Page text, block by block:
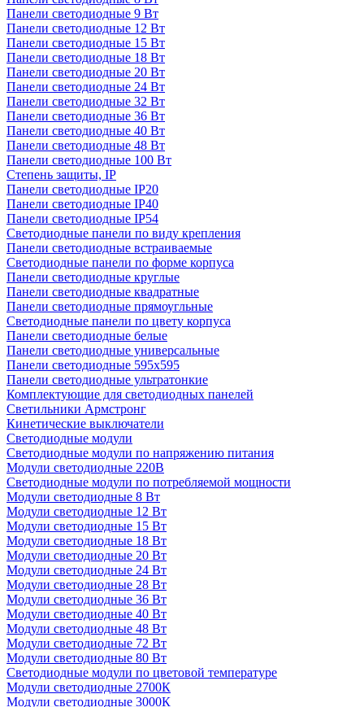
Панели светодиодные 9 Вт
Панели светодиодные 12 Вт
Панели светодиодные 15 Вт
Панели светодиодные 18 Вт
Панели светодиодные 20 Вт
Панели светодиодные 24 Вт
Панели светодиодные 32 Вт
Панели светодиодные 36 Вт
Панели светодиодные 40 Вт
Панели светодиодные 48 Вт
Панели светодиодные 100 Вт
Степень защиты, IP
Панели светодиодные IP20
Панели светодиодные IP40
Панели светодиодные IP54
Светодиодные панели по виду крепления
Панели светодиодные встраиваемые
Светодиодные панели по форме корпуса
Панели светодиодные круглые
Панели светодиодные квадратные
Панели светодиодные прямоугльные
Светодиодные панели по цвету корпуса
Панели светодиодные белые
Панели светодиодные универсальные
Панели светодиодные 595х595
Панели светодиодные ультратонкие
Комплектующие для светодиодных панелей
Светильники Армстронг
Кинетические выключатели
Светодиодные модули
Светодиодные модули по напряжению питания
Модули светодиодные 220В
Светодиодные модули по потребляемой мощности
Модули светодиодные 8 Вт
Модули светодиодные 12 Вт
Модули светодиодные 15 Вт
Модули светодиодные 18 Вт
Модули светодиодные 20 Вт
Модули светодиодные 24 Вт
Модули светодиодные 28 Вт
Модули светодиодные 36 Вт
Модули светодиодные 40 Вт
Модули светодиодные 48 Вт
Модули светодиодные 72 Вт
Модули светодиодные 80 Вт
Светодиодные модули по цветовой температуре
Модули светодиодные 2700К
Модули светодиодные 3000К